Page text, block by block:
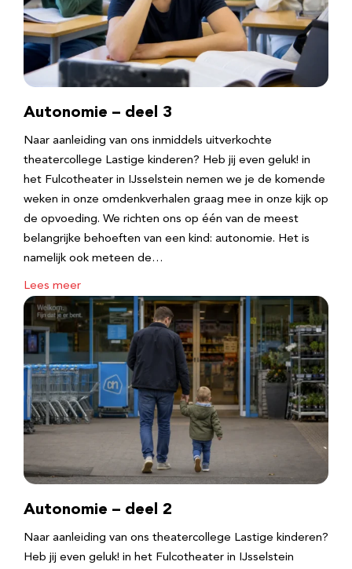
Autonomie – deel 3
Naar aanleiding van ons inmiddels uitverkochte
theatercollege Lastige kinderen? Heb jij even geluk! in
het Fulcotheater in IJsselstein nemen we je de komende
weken in onze omdenkverhalen graag mee in onze kijk op
de opvoeding. We richten ons op één van de meest
belangrijke behoeften van een kind: autonomie. Het is
namelijk ook meteen de…
Lees meer
Autonomie – deel 2
Naar aanleiding van ons theatercollege Lastige kinderen?
Heb jij even geluk! in het Fulcotheater in IJsselstein